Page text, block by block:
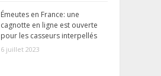
Émeutes en France: une
cagnotte en ligne est ouverte
pour les casseurs interpellés
6 juillet 2023